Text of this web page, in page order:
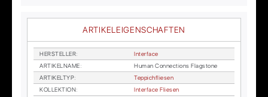
ARTIKELEIGENSCHAFTEN
HER­STEL­LER:
In­ter­face
AR­TI­KEL­NA­ME:
Hu­man Con­nec­tions Flag­stone
AR­TI­KEL­TYP:
Tep­pich­flie­sen
KOL­LEK­TI­ON:
In­ter­face Flie­sen